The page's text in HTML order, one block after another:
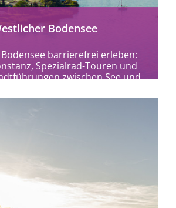
Bodensee
barrierefrei erleben:
Spezialrad-Touren und
zwischen See und